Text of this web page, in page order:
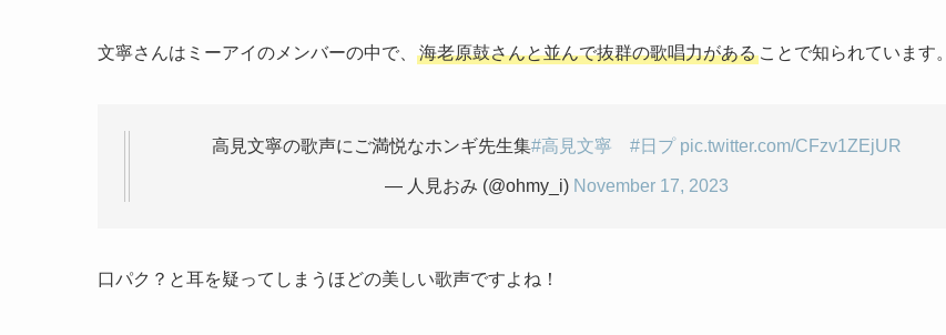
文寧さんはミーアイのメンバーの中で、 海老原鼓さんと並んで抜群の歌唱力がある ことで知られています。
高見文寧の歌声にご満悦なホンギ先生集#高見文寧 #日プ pic.twitter.com/CFzv1ZEjUR
— 人見おみ (@ohmy_i) November 17, 2023
口パク？と耳を疑ってしまうほどの美しい歌声ですよね！